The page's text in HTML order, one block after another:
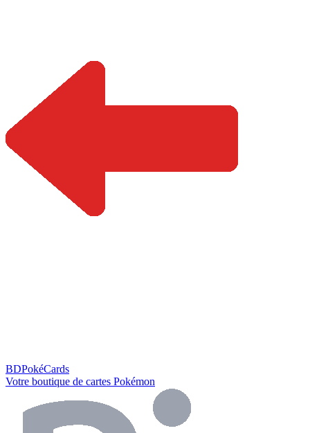
BDPokéCards
Votre boutique de cartes Pokémon